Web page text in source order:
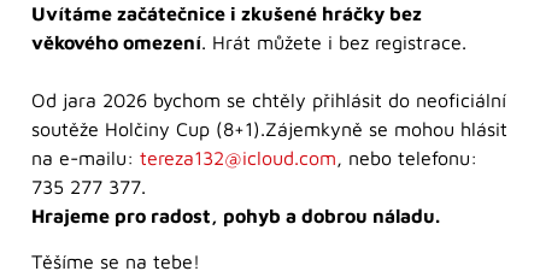
Uvítáme začátečnice i zkušené hráčky bez
věkového omezení. Hrát můžete i bez registrace.
Od jara 2026 bychom se chtěly přihlásit do neoficiální
soutěže Holčiny Cup (8+1).Zájemkyně se mohou hlásit
na e-mailu: tereza132@icloud.com, nebo telefonu:
735 277 377.
Hrajeme pro radost, pohyb a dobrou náladu.
Těšíme se na tebe!